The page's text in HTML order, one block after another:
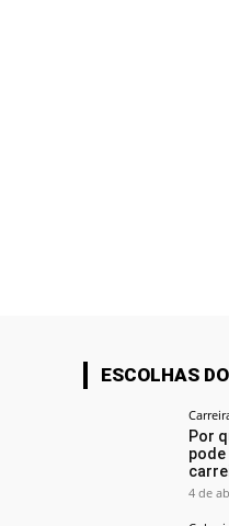
ESCOLHAS
Por
4 de